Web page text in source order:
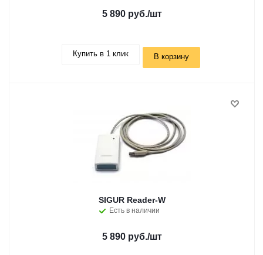
5 890 руб./шт
Купить в 1 клик В корзину
SIGUR Reader-W
Есть в наличии
5 890 руб./шт